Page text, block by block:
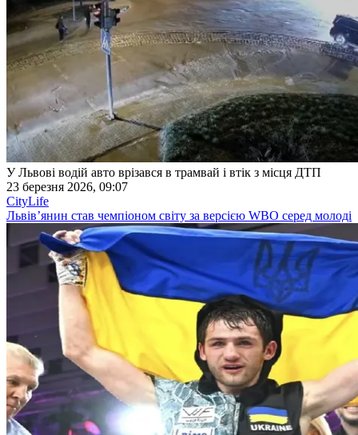
У Львові водій авто врізався в трамвай і втік з місця ДТП
23 березня 2026, 09:07
CityLife
Львів’янин став чемпіоном світу за версією WBO серед молоді